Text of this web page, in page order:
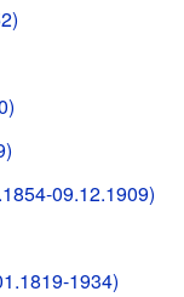
09.12.1909)
1934)